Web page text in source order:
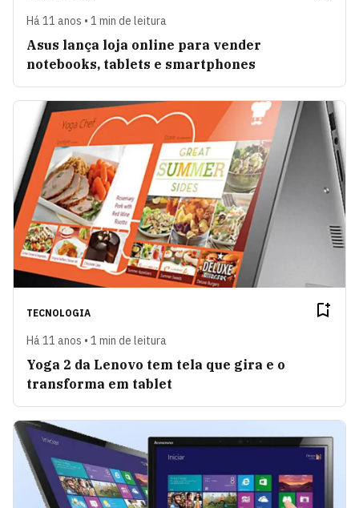
Há 11 anos • 1 min de leitura
Asus lança loja online para vender
notebooks, tablets e smartphones
TECNOLOGIA
Há 11 anos • 1 min de leitura
Yoga 2 da Lenovo tem tela que gira e o
transforma em tablet